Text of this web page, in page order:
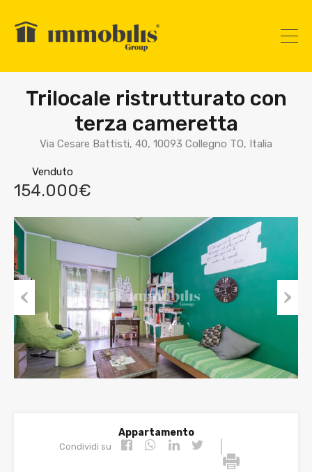
Trilocale ristrutturato con
terza cameretta
Via Cesare Battisti, 40, 10093 Collegno TO, Italia
Venduto
154.000€
Prev
ious
Appartamento
Condividi su